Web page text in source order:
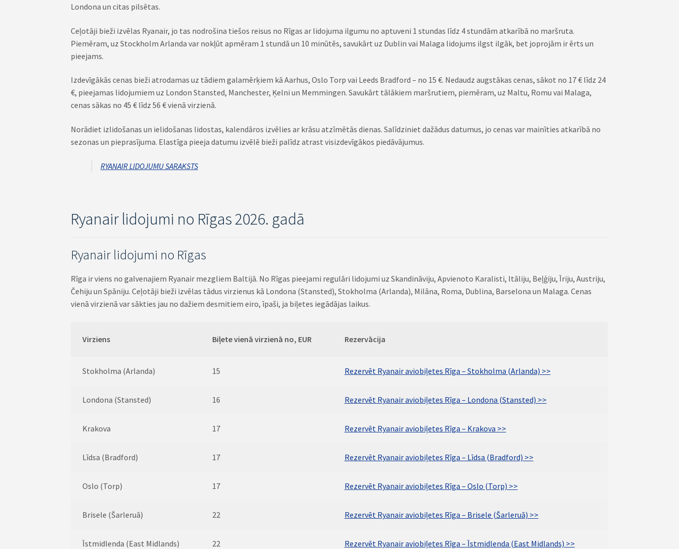
Londona un citas pilsētas.
Ceļotāji bieži izvēlas Ryanair, jo tas nodrošina tiešos reisus no Rīgas ar lidojuma ilgumu no aptuveni 1 stundas līdz 4 stundām atkarībā no maršruta.
Piemēram, uz Stockholm Arlanda var nokļūt apmēram 1 stundā un 10 minūtēs, savukārt uz Dublin vai Malaga lidojums ilgst ilgāk, bet joprojām ir ērts un
pieejams.
Izdevīgākās cenas bieži atrodamas uz tādiem galamērķiem kā Aarhus, Oslo Torp vai Leeds Bradford – no 15 €. Nedaudz augstākas cenas, sākot no 17 € līdz 24
€, pieejamas lidojumiem uz London Stansted, Manchester, Ķelni un Memmingen. Savukārt tālākiem maršrutiem, piemēram, uz Maltu, Romu vai Malaga,
cenas sākas no 45 € līdz 56 € vienā virzienā.
Norādiet izlidošanas un ielidošanas lidostas, kalendāros izvēlies ar krāsu atzīmētās dienas. Salīdziniet dažādus datumus, jo cenas var mainīties atkarībā no
sezonas un pieprasījuma. Elastīga pieeja datumu izvēlē bieži palīdz atrast visizdevīgākos piedāvājumus.
RYANAIR LIDOJUMU SARAKSTS
Ryanair lidojumi no Rīgas 2026. gadā
Ryanair lidojumi no Rīgas
Rīga ir viens no galvenajiem Ryanair mezgliem Baltijā. No Rīgas pieejami regulāri lidojumi uz Skandināviju, Apvienoto Karalisti, Itāliju, Beļģiju, Īriju, Austriju,
Čehiju un Spāniju. Ceļotāji bieži izvēlas tādus virzienus kā Londona (Stansted), Stokholma (Arlanda), Milāna, Roma, Dublina, Barselona un Malaga. Cenas
vienā virzienā var sākties jau no dažiem desmitiem eiro, īpaši, ja biļetes iegādājas laikus.
Virziens Biļete vienā virzienā no, EUR Rezervācija
Stokholma (Arlanda) 15 Rezervēt Ryanair aviobiļetes Rīga – Stokholma (Arlanda) >>
Londona (Stansted) 16 Rezervēt Ryanair aviobiļetes Rīga – Londona (Stansted) >>
Krakova 17 Rezervēt Ryanair aviobiļetes Rīga – Krakova >>
Līdsa (Bradford) 17 Rezervēt Ryanair aviobiļetes Rīga – Līdsa (Bradford) >>
Oslo (Torp) 17 Rezervēt Ryanair aviobiļetes Rīga – Oslo (Torp) >>
Brisele (Šarleruā) 22 Rezervēt Ryanair aviobiļetes Rīga – Brisele (Šarleruā) >>
Īstmidlenda (East Midlands) 22 Rezervēt Ryanair aviobiļetes Rīga – Īstmidlenda (East Midlands) >>